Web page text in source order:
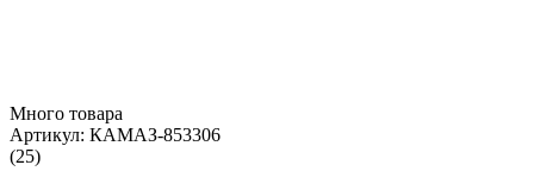
Много товара
Артикул: КАМАЗ-853306
(25)